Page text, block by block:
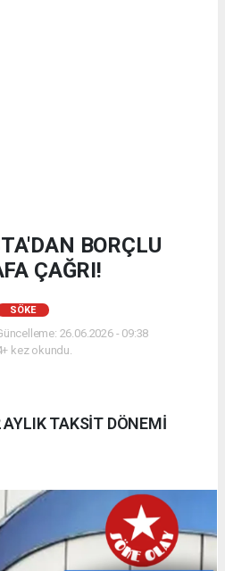
BORÇLU
ÇAĞRI!
SÖKE
26.06.2026 - 09:38
kez okundu.
TAKSİT DÖNEMİ